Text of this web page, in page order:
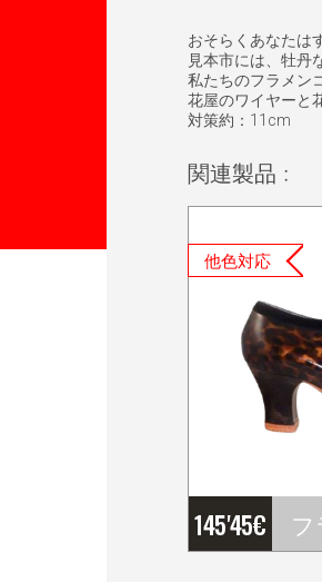
おそらくあなたは
見本市には、牡丹
私たちのフラメン
花屋のワイヤーと
対策約：11cm
関連製品 :
他色対応
145'45€